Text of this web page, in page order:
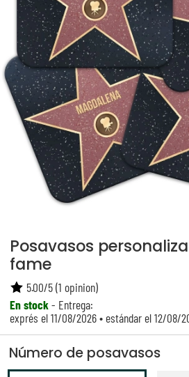
Posavasos
fame
En stock- Entrega:
exprés el 11/08/2026 • estándar el 12/08/
5.00/5(1 opinion)
Número de posavasos